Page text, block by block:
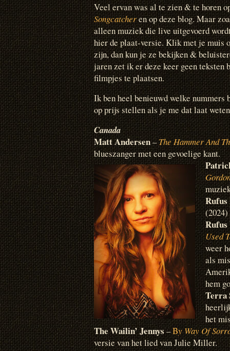
Veel ervan was al te zien & te horen
Songcatcheren op deze blog. Maar
alleen muziek die live uitgevoerd
hier de plaat-versie. Klik met je muis
zijn, dan kun je ze bekijken &
jaren zet ik er deze keer geen
filmpjes te plaatsen.
Ik ben heel benieuwd welke
op prijs stellen als je me dat laat
Canada
Matt Andersen–The Hammer And
blueszanger met een gevoelige kant.
(2024)
Used
weer
als
hem
Terra
het
The Wailin’ Jennys–By Way Of
versie van het lied van Julie Miller.